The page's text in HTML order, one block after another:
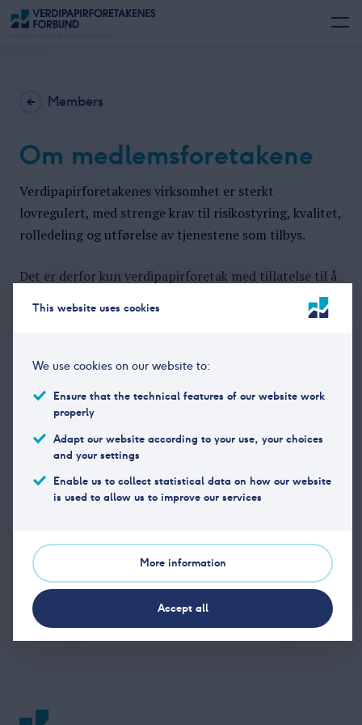
Members
Om medlemsforetakene
Verdipapirforetakenes virksomhet er sterkt
lovregulert, med strenge krav til risikostyring, kvalitet,
rolledeling og utførelse av tjenestene som tilbys.
Det er derfor kun verdipapirforetak med tillatelse til å
medlemmer av Verdipapirforetakenes Forbund. Det
og at det har vært gjennomført et stedlig tilsyn av
Verdipapirforetakenes Forbund som avgjør søknader
om medlemskap.
ordinære medlemmer kan utøve stemmerett i
forbundet eller være representert i forbundets styre.
This website uses cookies
We use cookies on our website to:
Ensure that the technical features of our website work
properly
Adapt our website according to your use, your choices
and your settings
Enable us to collect statistical data on how our website
is used to allow us to improve our services
More information
Accept all